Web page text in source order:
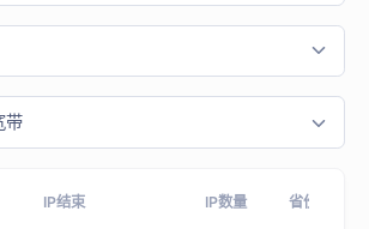
带
IP结束 IP数量 省份